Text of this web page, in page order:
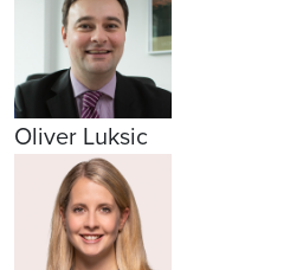
Oliver Luksic